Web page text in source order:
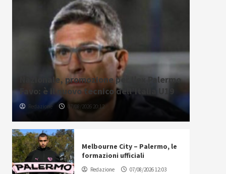
Nazionale, promozione per l’ex Palermo
Favo: è il nuovo tecnico dell’Italia U19
Redazione 07/08/2026 20:12
Melbourne City – Palermo, le
formazioni ufficiali
Redazione 07/08/2026 12:03